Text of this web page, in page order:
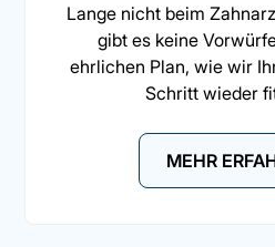
Lange nicht beim
gibt es keine
ehrlichen Plan, wie wir
Schritt wieder
MEHR